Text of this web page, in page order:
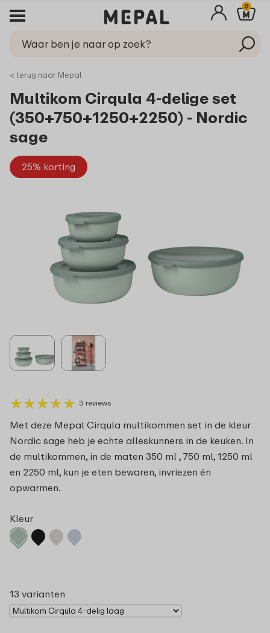
0
< terug naar Mepal
Multikom Cirqula 4-delige set
(350+750+1250+2250) - Nordic
sage
25% korting
★★★★★
★★★★★ 3 reviews
Met deze Mepal Cirqula multikommen set in de kleur
Nordic sage heb je echte alleskunners in de keuken. In
de multikommen, in de maten 350 ml , 750 ml, 1250 ml
en 2250 ml, kun je eten bewaren, invriezen én
opwarmen.
Kleur
13 varianten